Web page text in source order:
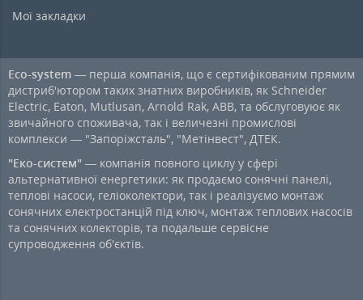
Мої закладки
Eco-system — перша компанія, що є сертифікованим прямим
дистриб'ютором таких знатних виробників, як Schneider
Electric, Eaton, Mutlusan, Arnold Rak, ABB, та обслуговуює як
звичайного споживача, так і величезні промислові
комплекси — "Запоріжсталь", "Метінвест", ДТЕК.
"Еко-систем" — компанія повного циклу у сфері
альтернативної енергетики: як продаємо сонячні панелі,
теплові насоси, геліоколектори, так і реалізуємо монтаж
сонячних електростанцій під ключ, монтаж теплових насосів
та сонячних колекторів, та подальше сервісне
супроводження об'єктів.